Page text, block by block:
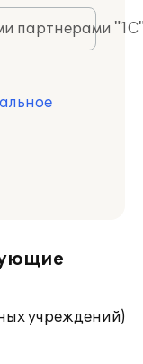
партнерами
учреждений)